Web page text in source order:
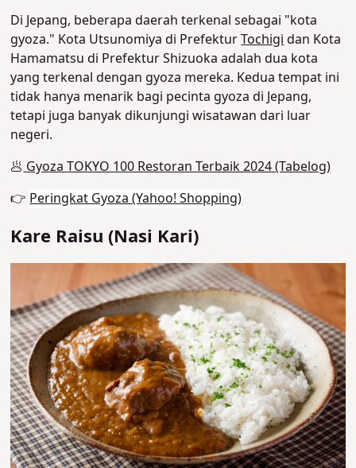
Di Jepang, beberapa daerah terkenal sebagai "kota
gyoza." Kota Utsunomiya di PrefekturTochigidan Kota
Hamamatsu di Prefektur Shizuoka adalah dua kota
yang terkenal dengan gyoza mereka. Kedua tempat ini
tidak hanya menarik bagi pecinta gyoza di Jepang,
tetapi juga banyak dikunjungi wisatawan dari luar
negeri.
🥟Gyoza TOKYO 100 Restoran Terbaik 2024 (Tabelog)
👉 Peringkat Gyoza (Yahoo! Shopping)
Kare Raisu (Nasi Kari)